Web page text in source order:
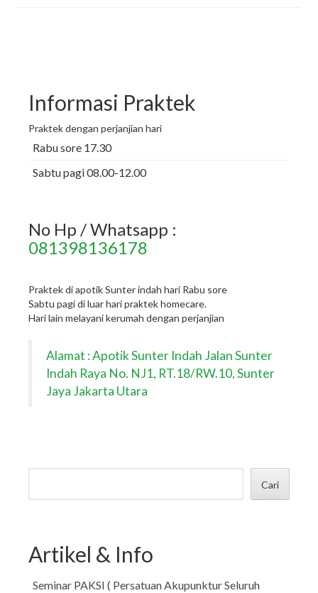
Informasi Praktek
Praktek dengan perjanjian hari
Rabu sore 17.30
Sabtu pagi 08.00-12.00
No Hp / Whatsapp :
081398136178
Praktek di apotik Sunter indah hari Rabu sore
Sabtu pagi di luar hari praktek homecare.
Hari lain melayani kerumah dengan perjanjian
Alamat : Apotik Sunter Indah Jalan Sunter
Indah Raya No. NJ1, RT.18/RW.10, Sunter
Jaya Jakarta Utara
Cari
Artikel & Info
Seminar PAKSI ( Persatuan Akupunktur Seluruh